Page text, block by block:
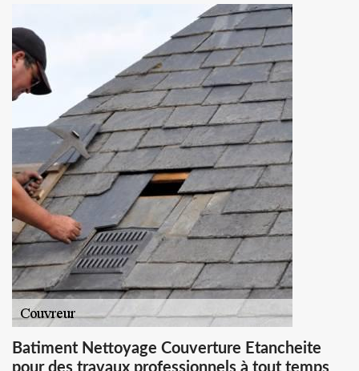
Batiment Nettoyage Couverture Etancheite
pour des travaux professionnels à tout temps